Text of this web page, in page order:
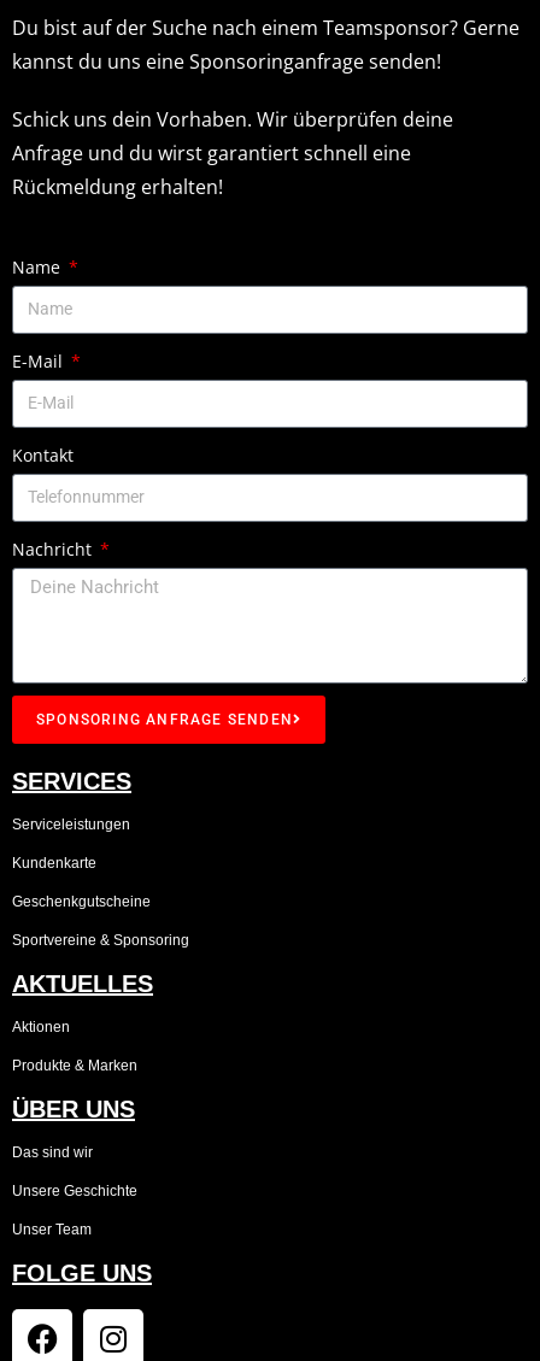
Du bist auf der Suche nach einem Teamsponsor? Gerne
kannst du uns eine Sponsoringanfrage senden!
Schick uns dein Vorhaben. Wir überprüfen deine
Anfrage und du wirst garantiert schnell eine
Rückmeldung erhalten!
Name
E-Mail
Kontakt
Nachricht
SPONSORING ANFRAGE SENDEN
SERVICES
Serviceleistungen
Kundenkarte
Geschenkgutscheine
Sportvereine & Sponsoring
AKTUELLES
Aktionen
Produkte & Marken
ÜBER UNS
Das sind wir
Unsere Geschichte
Unser Team
FOLGE UNS